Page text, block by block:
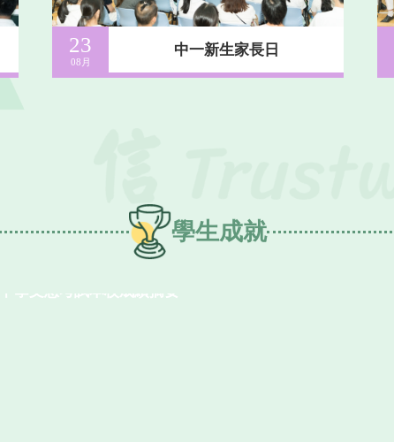
23
08月
中一新生家長日
學生成就
學文憑考試本校成績摘要